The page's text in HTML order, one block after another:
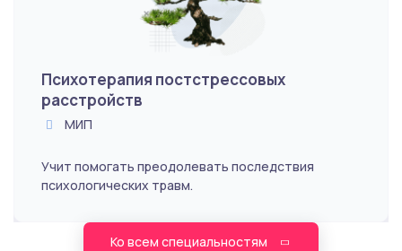
Психотерапия постстрессовых
расстройств
МИП
Учит помогать преодолевать последствия
психологических травм.
Ко всем специальностям